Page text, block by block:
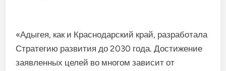
«Адыгея, как и Краснодарский край, разработала
Стратегию развития до 2030 года. Достижение
заявленных целей во многом зависит от